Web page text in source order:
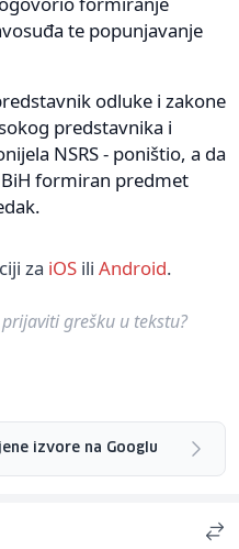
te popunjavanje
odluke i zakone
predstavnika i
NSRS - poništio, a da
formiran predmet
za iOS ili Android.
grešku u tekstu?
izvore na Googlu